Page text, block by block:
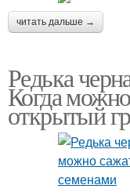
читать дальше →
Редька
Когда
открытый